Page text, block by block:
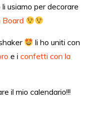
usiamo per decorare
Board
li ho uniti con
e i confetti con la
il mio calendario!!!